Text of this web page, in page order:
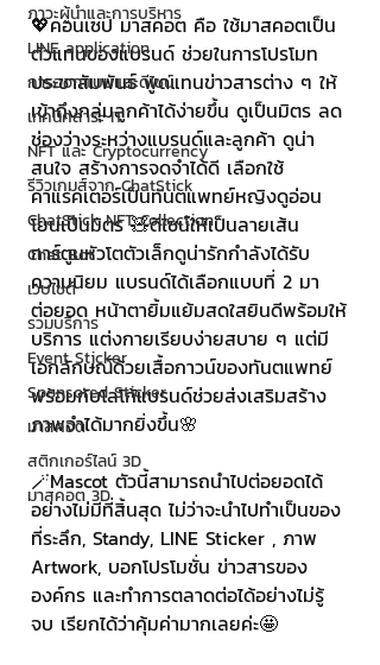
ภาวะผู้นำและการบริหาร
LINE application
การออกแบบและดีไซน์
เทคนิคสาระ IT
NFT และ Cryptocurrency
รีวิวเกมส์จาก ChatStick
ChatStick NFT Collection
Chat Bot
เวบไซต์
รวมบริการ
Event Sticker
Sponsored Sticker
มาสคอต
สติกเกอร์ไลน์ 3D
มาสคอต 3D
💖คอนเซป มาสคอต คือ ใช้มาสคอตเป็น
ตัวแทนของแบรนด์ ช่วยในการโปรโมท
ประชาสัมพันธ์ พูดแทนข่าวสารต่าง ๆ ให้
เข้าถึงกลุ่มลูกค้าได้ง่ายขึ้น ดูเป็นมิตร ลด
ช่องว่างระหว่างแบรนด์และลูกค้า ดูน่า
สนใจ สร้างการจดจำได้ดี เลือกใช้
คาแรคเตอร์เป็นทันตแพทย์หญิงดูอ่อน
โยนเป็นมิตร 🧸ดีไซน์ให้เป็นลายเส้น
การ์ตูนหัวโตตัวเล็กดูน่ารักกำลังได้รับ
ความนิยม แบรนด์ได้เลือกแบบที่ 2 มา
ต่อยอด หน้าตายิ้มแย้มสดใสยินดีพร้อมให้
บริการ แต่งกายเรียบง่ายสบาย ๆ แต่มี
เอกลักษณ์ด้วยเสื้อกาวน์ของทันตแพทย์
พร้อมกับโลโก้แบรนด์ช่วยส่งเสริมสร้าง
ภาพจำได้มากยิ่งขึ้น🌸
🪄Mascot ตัวนี้สามารถนำไปต่อยอดได้
อย่างไม่มีที่สิ้นสุด ไม่ว่าจะนำไปทำเป็นของ
ที่ระลึก, Standy, LINE Sticker , ภาพ
Artwork, บอกโปรโมชั่น ข่าวสารของ
องค์กร และทำการตลาดต่อได้อย่างไม่รู้
จบ เรียกได้ว่าคุ้มค่ามากเลยค่ะ🤩